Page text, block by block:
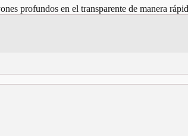
profundos en el transparente de manera